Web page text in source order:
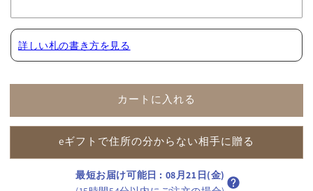
前
後
減
す
前
後
増
や
す
詳しい札の書き方を見る
カートに入れる
eギフトで住所の分からない相手に贈る
最短お届け可能日 : 08月21日(金)